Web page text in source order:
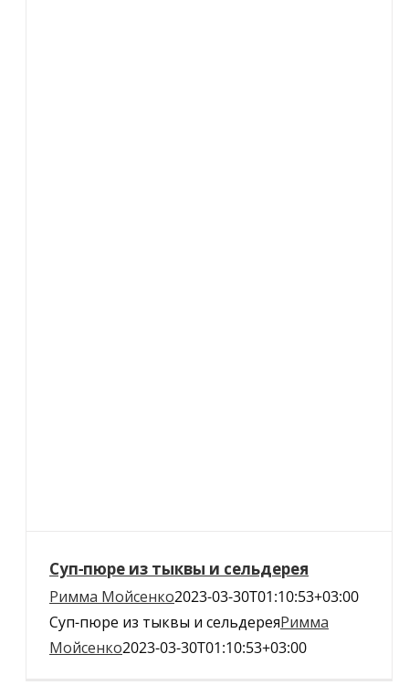
Суп-пюре из тыквы и сельдерея
Римма Мойсенко2023-03-30T01:10:53+03:00
Суп-пюре из тыквы и сельдереяРимма
Мойсенко2023-03-30T01:10:53+03:00